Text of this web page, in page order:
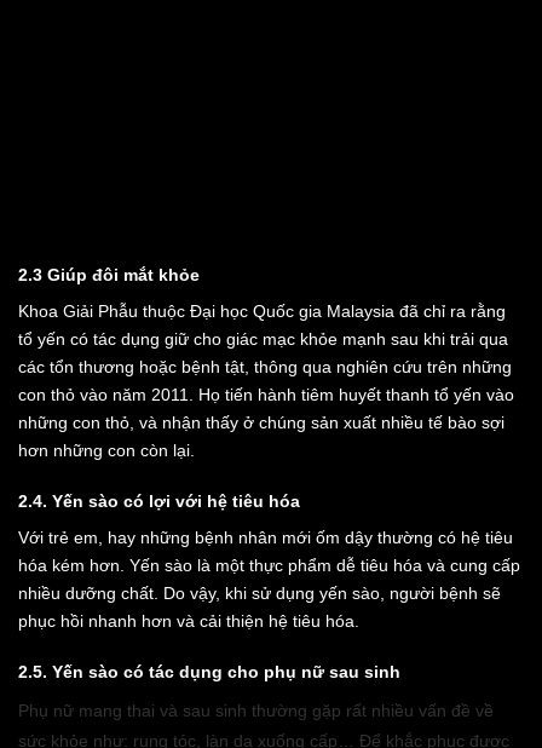
2.3 Giúp đôi mắt khỏe
Khoa Giải Phẫu thuộc Đại học Quốc gia Malaysia đã chỉ ra rằng
tổ yến có tác dụng giữ cho giác mạc khỏe mạnh sau khi trải qua
các tổn thương hoặc bệnh tật, thông qua nghiên cứu trên những
con thỏ vào năm 2011. Họ tiến hành tiêm huyết thanh tổ yến vào
những con thỏ, và nhận thấy ở chúng sản xuất nhiều tế bào sợi
hơn những con còn lại.
2.4. Yến sào có lợi với hệ tiêu hóa
Với trẻ em, hay những bệnh nhân mới ốm dậy thường có hệ tiêu
hóa kém hơn. Yến sào là một thực phẩm dễ tiêu hóa và cung cấp
nhiều dưỡng chất. Do vậy, khi sử dụng yến sào, người bệnh sẽ
phục hồi nhanh hơn và cải thiện hệ tiêu hóa.
2.5. Yến sào có tác dụng cho phụ nữ sau sinh
Phụ nữ mang thai và sau sinh thường gặp rất nhiều vấn đề về
sức khỏe như: rụng tóc, làn da xuống cấp… Để khắc phục được